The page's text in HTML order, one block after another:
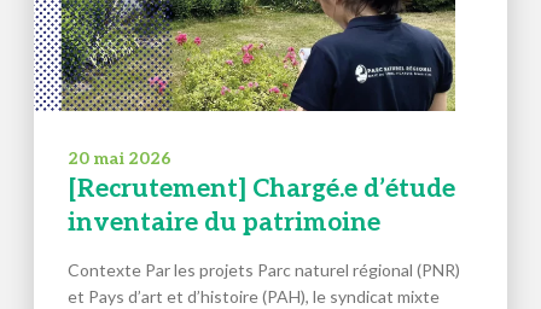
20 mai 2026
[Recrutement] Chargé.e d’étude
inventaire du patrimoine
Contexte Par les projets Parc naturel régional (PNR)
et Pays d’art et d’histoire (PAH), le syndicat mixte